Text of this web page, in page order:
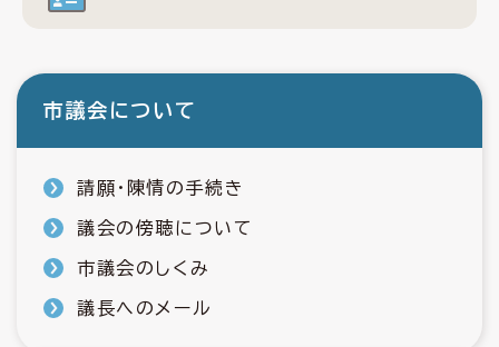
市議会について
請願・陳情の手続き
議会の傍聴について
市議会のしくみ
議長へのメール